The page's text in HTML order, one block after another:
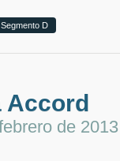
Segmento D
Accord
de 2013